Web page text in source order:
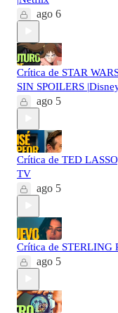
ago 6
Crítica de STAR
SIN SPOILERS
ago 5
Crítica de TED
TV
ago 5
Crítica de STERLING
ago 5